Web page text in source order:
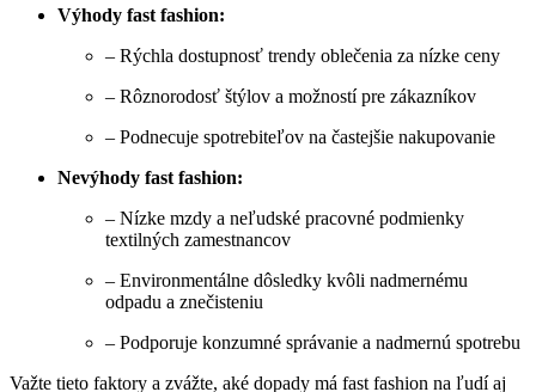
Výhody fast fashion:
– Rýchla dostupnosť trendy oblečenia za nízke ceny
– Rôznorodosť štýlov a možností pre zákazníkov
– Podnecuje spotrebiteľov na častejšie nakupovanie
Nevýhody fast fashion:
– Nízke mzdy a neľudské pracovné podmienky
textilných zamestnancov
– Environmentálne dôsledky kvôli nadmernému
odpadu a znečisteniu
– Podporuje konzumné správanie a nadmernú spotrebu
Važte tieto faktory a zvážte, aké dopady má fast fashion na ľudí aj